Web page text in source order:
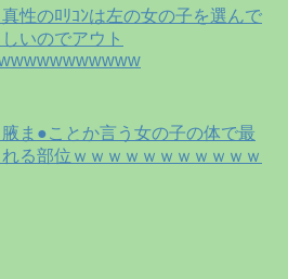
真性のﾛﾘｺﾝは左の女の子を選んで
いのでアウト
腋ま●ことか言う女の子の体で最
る部位ｗｗｗｗｗｗｗｗｗｗｗ